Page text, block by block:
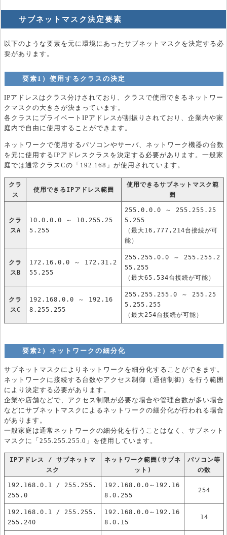
サブネットマスク決定要素
以下のような要素を元に環境にあったサブネットマスクを決定する必
要があります。
要素1）使用するクラスの決定
IPアドレスはクラス分けされており、クラスで使用できるネットワー
クマスクの大きさが決まっています。
各クラスにプライベートIPアドレスが割振りされており、企業内や家
庭内で自由に使用することができます。
ネットワークで使用するパソコンやサーバ、ネットワーク機器の台数
を元に使用するIPアドレスクラスを決定する必要があります。一般家
庭では通常クラスCの「192.168」が使用されています。
クラ
ス
使用できるIPアドレス範囲
使用できるサブネットマスク範
囲
クラ
スA
10.0.0.0 ～ 10.255.25
5.255
255.0.0.0 ～ 255.255.25
5.255
（最大16,777,214台接続が可
能）
クラ
スB
172.16.0.0 ～ 172.31.2
55.255
255.255.0.0 ～ 255.255.2
55.255
（最大65,534台接続が可能）
クラ
スC
192.168.0.0 ～ 192.16
8.255.255
255.255.255.0 ～ 255.25
5.255.255
（最大254台接続が可能）
要素2）ネットワークの細分化
サブネットマスクによりネットワークを細分化することができます。
ネットワークに接続する台数やアクセス制御（通信制御）を行う範囲
により決定する必要があります。
企業や店舗などで、アクセス制限が必要な場合や管理台数が多い場合
などにサブネットマスクによるネットワークの細分化が行われる場合
があります。
一般家庭は通常ネットワークの細分化を行うことはなく、サブネット
マスクに「255.255.255.0」を使用しています。
IPアドレス / サブネットマ
スク
ネットワーク範囲(サブネ
ット)
パソコン等
の数
192.168.0.1 / 255.255.
255.0
192.168.0.0～192.16
8.0.255
254
192.168.0.1 / 255.255.
255.240
192.168.0.0～192.16
8.0.15
14